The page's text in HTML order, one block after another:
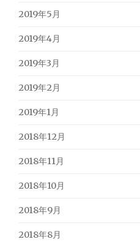
2019年5月
2019年4月
2019年3月
2019年2月
2019年1月
2018年12月
2018年11月
2018年10月
2018年9月
2018年8月